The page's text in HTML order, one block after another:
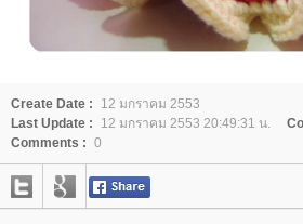
Create Date :
12 มกราคม 2553
Last Update :
12 มกราคม 2553 20:49:31 น.
Comments : 0